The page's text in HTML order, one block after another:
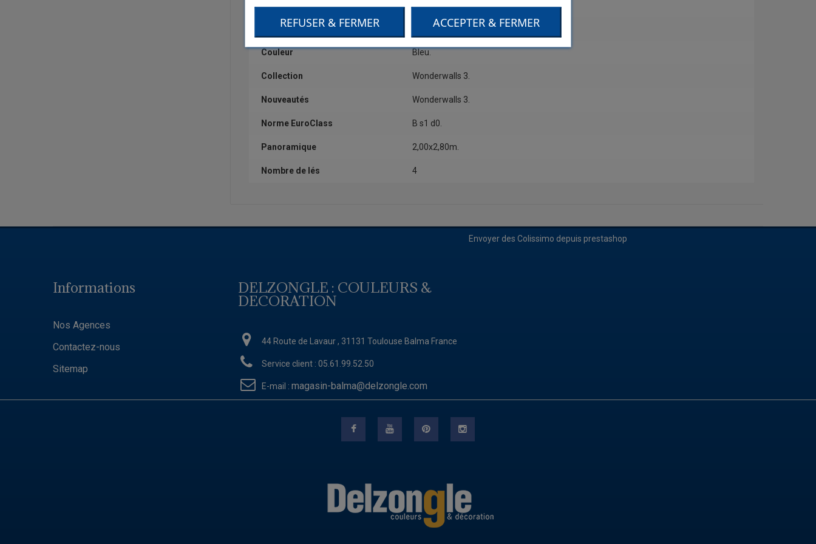
Catégorie Dessin,Grand motif.
Qualité Papier sur intissé.
Couleur Bleu.
Collection Wonderwalls 3.
Nouveautés Wonderwalls 3.
Norme EuroClass B s1 d0.
Panoramique 2,00x2,80m.
Nombre de lés 4
Informations
Nos Agences
Contactez-nous
Sitemap
DELZONGLE : COULEURS &
DECORATION
44 Route de Lavaur , 31131 Toulouse Balma France
Service client : 05.61.99.52.50
E-mail : magasin-balma@delzongle.com
Envoyer des Colissimo depuis prestashop
REFUSER & FERMER ACCEPTER & FERMER